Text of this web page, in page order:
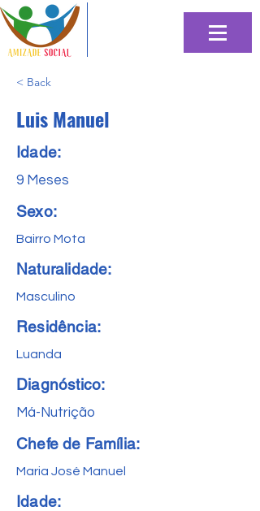
< Back
Luis Manuel
Idade:
9 Meses
Sexo:
Bairro Mota
Naturalidade:
Masculino
Residência:
Luanda
Diagnóstico:
Má-Nutrição
Chefe de Família:
Maria José Manuel
Idade: